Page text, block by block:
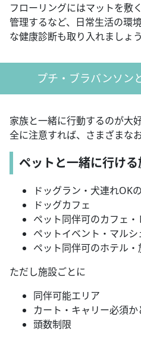
フローリングにはマットを敷
管理するなど、日常生活の環
な健康診断も取り入れましょう
プチ・ブラバンソン
家族と一緒に行動するのが大
全に注意すれば、さまざまな
ペットと一緒に行け
ドッグラン・犬連れOK
ドッグカフェ
ペット同伴可のカフェ
ペットイベント・マルシ
ペット同伴可のホテル
ただし施設ごとに
同伴可能エリア
カート・キャリー必須
頭数制限